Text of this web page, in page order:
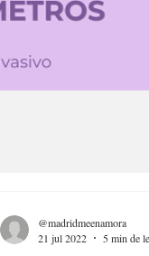
@madridmeenamora
21 jul 2022
5 min de